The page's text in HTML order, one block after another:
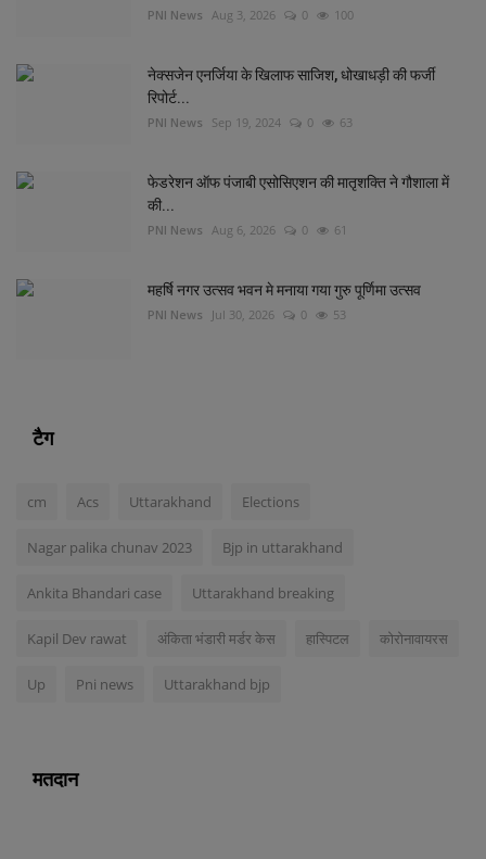
PNI News Aug 3, 2026 0 100
नेक्सजेन एनर्जिया के खिलाफ साजिश, धोखाधड़ी की फर्जी
रिपोर्ट...
PNI News Sep 19, 2024 0 63
फेडरेशन ऑफ पंजाबी एसोसिएशन की मातृशक्ति ने गौशाला में
की...
PNI News Aug 6, 2026 0 61
महर्षि नगर उत्सव भवन मे मनाया गया गुरु पूर्णिमा उत्सव
PNI News Jul 30, 2026 0 53
टैग
cm Acs Uttarakhand Elections
Nagar palika chunav 2023 Bjp in uttarakhand
Ankita Bhandari case Uttarakhand breaking
Kapil Dev rawat अंकिता भंडारी मर्डर केस हास्पिटल कोरोनावायरस
Up Pni news Uttarakhand bjp
मतदान